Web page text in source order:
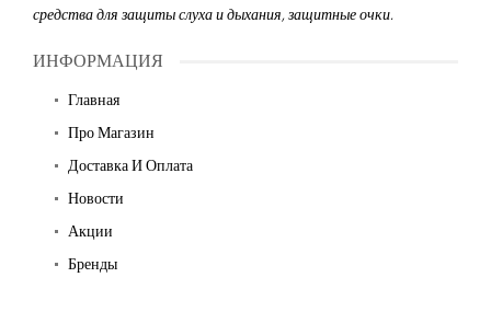
средства для защиты слуха и дыхания, защитные очки.
ИНФОРМАЦИЯ
Главная
Про Магазин
Доставка И Оплата
Новости
Акции
Бренды